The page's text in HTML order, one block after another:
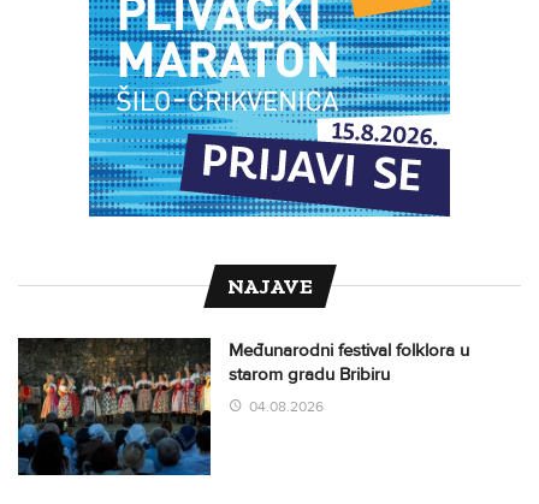
NAJAVE
Međunarodni festival folklora u
starom gradu Bribiru
04.08.2026